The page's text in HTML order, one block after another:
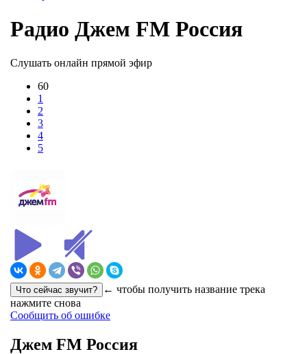
Радио Джем FM Россия
Слушать онлайн прямой эфир
60
1
2
3
4
5
← чтобы получить название трека
нажмите снова
Сообщить об ошибке
Джем FM Россия